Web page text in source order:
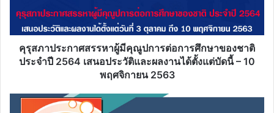
การ
ศึกษา
ของ
คุรุสภาประกาศสรรหาผู้มีคุณูปการต่อการศึกษาของชาติ
ประจำปี 2564 เสนอประวัติและผลงานได้ตั้งแต่บัดนี้ – 10
พฤศจิกายน 2563
ดาวน์โหลด